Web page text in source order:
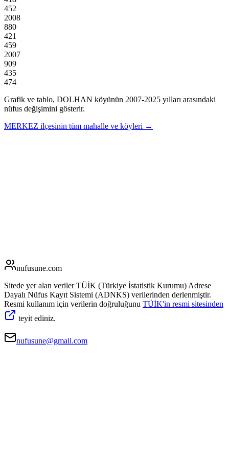
452
2008
880
421
459
2007
909
435
474
Grafik ve tablo, DOLHAN köyünün 2007-2025 yılları arasındaki
nüfus değişimini gösterir.
MERKEZ ilçesinin tüm mahalle ve köyleri →
nufusune.com
Sitede yer alan veriler TÜİK (Türkiye İstatistik Kurumu) Adrese
Dayalı Nüfus Kayıt Sistemi (ADNKS) verilerinden derlenmiştir.
Resmi kullanım için verilerin doğruluğunu TÜİK'in resmi sitesinden
teyit ediniz.
nufusune@gmail.com